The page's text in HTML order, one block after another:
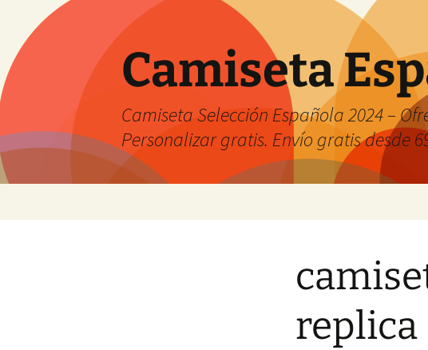
Camiseta
Camiseta Selección Española 2024 –
Personalizar gratis. Envío gratis desde
replica